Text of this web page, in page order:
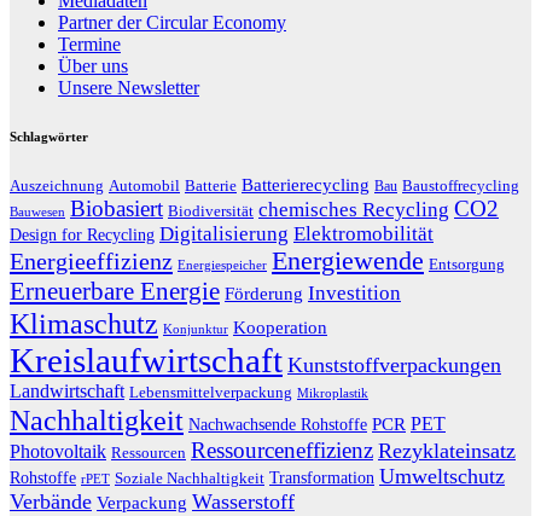
Partner der Circular Economy
Termine
Über uns
Unsere Newsletter
Schlagwörter
Auszeichnung Automobil Batterie Batterierecycling Bau Baustoffrecycling
Bauwesen Biobasiert Biodiversität chemisches Recycling CO2
Design for Recycling Digitalisierung Elektromobilität
Energieeffizienz Energiespeicher Energiewende Entsorgung
Erneuerbare Energie Förderung Investition
Klimaschutz Konjunktur Kooperation
Kreislaufwirtschaft Kunststoffverpackungen
Landwirtschaft Lebensmittelverpackung Mikroplastik
Nachhaltigkeit Nachwachsende Rohstoffe PCR PET
Photovoltaik Ressourcen Ressourceneffizienz Rezyklateinsatz
Rohstoffe rPET Soziale Nachhaltigkeit Transformation Umweltschutz
Verbände Verpackung Wasserstoff